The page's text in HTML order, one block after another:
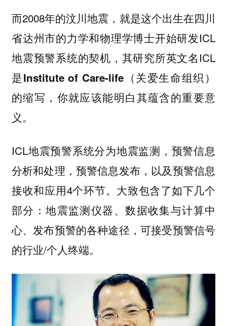
而2008年的汶川地震，就是这个出生在四川
省达州市的力学和物理学博士开始研发ICL
地震预警系统的契机，其研究所英文名ICL
是Institute of Care-life（关爱生命组织）
的缩写，你就应该能明白其蕴含的重要意
义。
ICL地震预警系统分为地震监测，预警信息
分析和处理，预警信息发布，以及预警信息
接收和应用4个环节。大致包含了如下几个
部分：地震监测仪器、数据收集与计算中
心、发布预警的各种途径，可接受预警信号
的行业/个人终端。